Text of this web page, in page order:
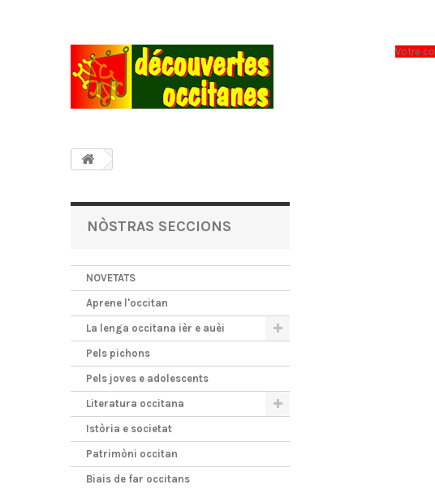
Votre
NÒSTRAS SECCIONS
NOVETATS
Aprene l'occitan
La lenga occitana ièr e auèi
Pels pichons
Pels joves e adolescents
Literatura occitana
Istòria e societat
Patrimòni occitan
Biais de far occitans